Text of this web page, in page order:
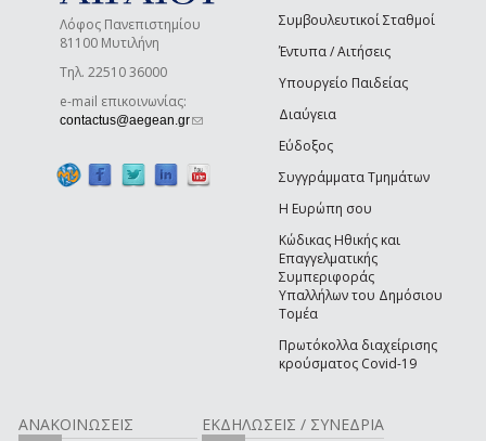
Λόφος Πανεπιστημίου
81100 Μυτιλήνη
Τηλ. 22510 36000
e-mail επικοινωνίας:
contactus@aegean.gr(link sends e-mail)
Συμβουλευτικοί Σταθμοί
Έντυπα / Αιτήσεις
Υπουργείο Παιδείας
Διαύγεια
Εύδοξος
Συγγράμματα Τμημάτων
Η Ευρώπη σου
Κώδικας Ηθικής και
Επαγγελματικής
Συμπεριφοράς
Υπαλλήλων του Δημόσιου
Τομέα
Πρωτόκολλα διαχείρισης
κρούσματος Covid-19
ΑΝΑΚΟΙΝΩΣΕΙΣ ΕΚΔΗΛΩΣΕΙΣ / ΣΥΝΕΔΡΙΑ